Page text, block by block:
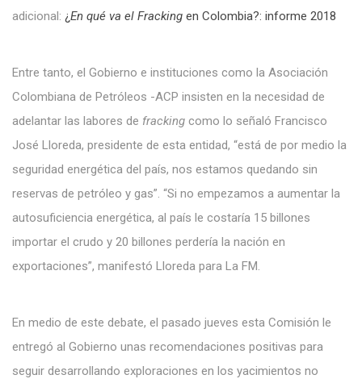
adicional: ¿En qué va el Fracking en Colombia?: informe 2018
Entre tanto, el Gobierno e instituciones como la Asociación
Colombiana de Petróleos -ACP insisten en la necesidad de
adelantar las labores de fracking como lo señaló Francisco
José Lloreda, presidente de esta entidad, “está de por medio la
seguridad energética del país, nos estamos quedando sin
reservas de petróleo y gas”. “Si no empezamos a aumentar la
autosuficiencia energética, al país le costaría 15 billones
importar el crudo y 20 billones perdería la nación en
exportaciones”, manifestó Lloreda para La FM.
En medio de este debate, el pasado jueves esta Comisión le
entregó al Gobierno unas recomendaciones positivas para
seguir desarrollando exploraciones en los yacimientos no